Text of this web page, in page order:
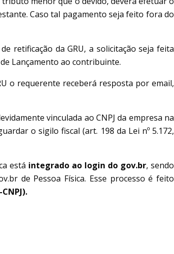
Caso tal pagamento seja feito fora do
retificação da GRU, a solicitação seja feita
Lançamento ao contribuinte.
o requerente receberá resposta por email,
vinculada ao CNPJ da empresa na
o sigilo fiscal (art. 198 da Lei nº 5.172,
está integrado ao login do gov.br, sendo
de Pessoa Física. Esse processo é feito